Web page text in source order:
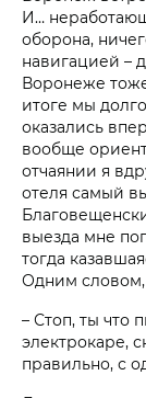
И…
оборона,
навигацией –
Воронеже
итоге мы
оказались
вообще
отчаянии я
отеля самый
выезда мне
тогда
Одним
– Стоп, ты что
электрокаре,
правильно, с